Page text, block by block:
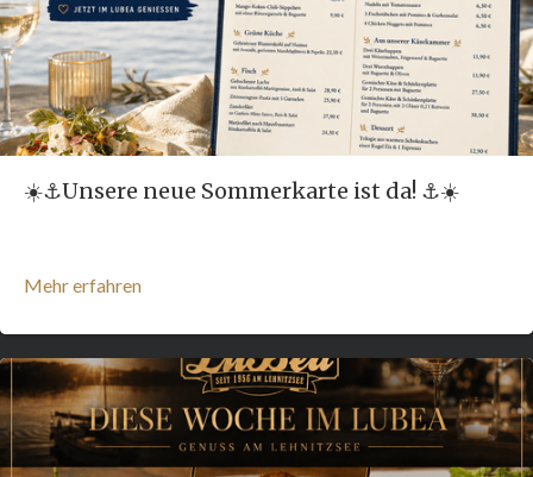
☀️⚓️Unsere neue Sommerkarte ist da! ⚓️☀️
Mehr erfahren